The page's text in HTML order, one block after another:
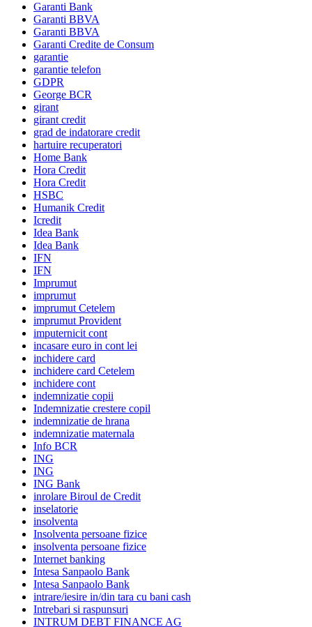
Garanti Bank
Garanti BBVA
Garanti BBVA
Garanti Credite de Consum
garantie
garantie telefon
GDPR
George BCR
girant
girant credit
grad de indatorare credit
hartuire recuperatori
Home Bank
Hora Credit
Hora Credit
HSBC
Humanik Credit
Icredit
Idea Bank
Idea Bank
IFN
IFN
Imprumut
imprumut
imprumut Cetelem
imprumut Provident
imputernicit cont
incasare euro in cont lei
inchidere card
inchidere card Cetelem
inchidere cont
indemnizatie copii
Indemnizatie crestere copil
indemnizatie de hrana
indemnizatie maternala
Info BCR
ING
ING
ING Bank
inrolare Biroul de Credit
inselatorie
insolventa
Insolventa persoane fizice
insolventa persoane fizice
Internet banking
Intesa Sanpaolo Bank
Intesa Sanpaolo Bank
intrare/iesire in/din tara cu bani cash
Intrebari si raspunsuri
INTRUM DEBT FINANCE AG